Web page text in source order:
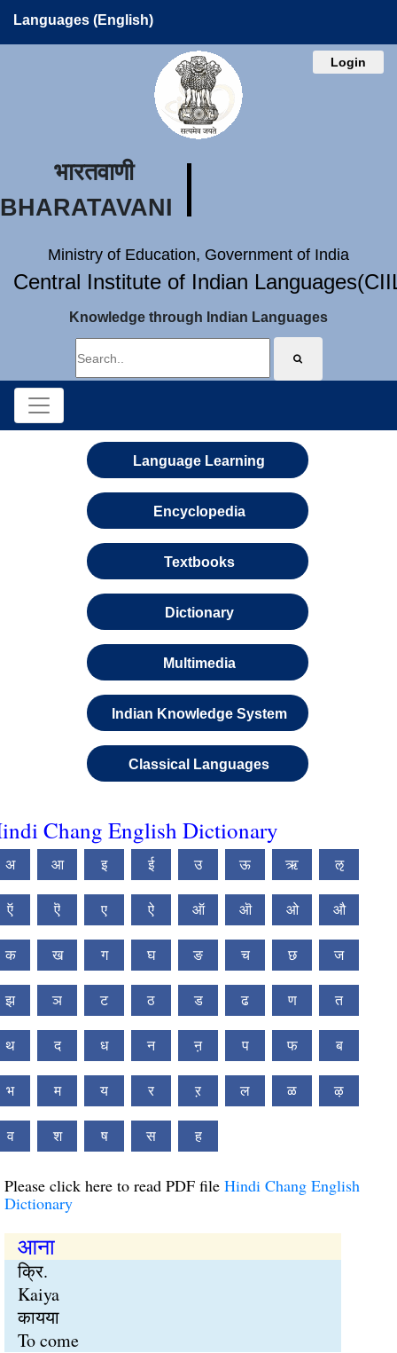
Languages (English)
Login
भारतवाणी
BHARATAVANI
Ministry of Education, Government of India
Central Institute of Indian
Knowledge through Indian Languages
Language Learning
Encyclopedia
Textbooks
Dictionary
Multimedia
Indian Knowledge System
Classical Languages
Chang English Dictionary
अ आ इ ई उ ऊ ऋ ऌ
ऍ ऎ ए ऐ ऑ ऒ ओ औ
क ख ग घ ङ च छ ज
झ ञ ट ठ ड ढ ण त
थ द ध न ऩ प फ ब
भ म य र ऱ ल ळ ऴ
व श ष स ह
Please click here to read PDF file Hindi Chang English
Dictionary
आना
क्रि.
Kaiya
कायया
To come